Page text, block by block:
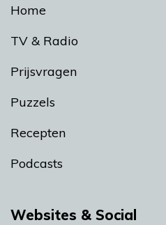
Home
TV & Radio
Prijsvragen
Puzzels
Recepten
Podcasts
Websites & Social